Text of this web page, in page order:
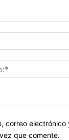
correo
que comente.